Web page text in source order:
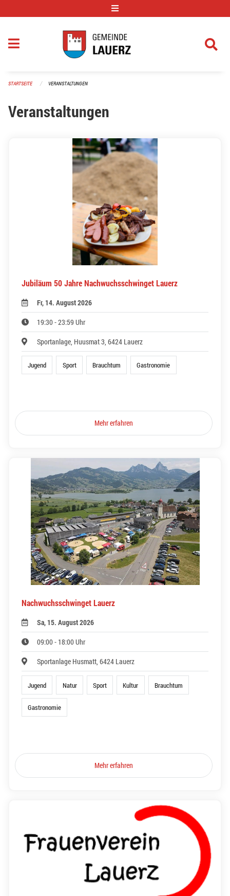
STARTSEITE VERANSTALTUNGEN
Veranstaltungen
Jubiläum 50 Jahre Nachwuchsschwinget Lauerz
Fr, 14. August 2026
19:30 - 23:59 Uhr
Sportanlage, Huusmat 3, 6424 Lauerz
Jugend Sport Brauchtum Gastronomie
Mehr erfahren
Nachwuchsschwinget Lauerz
Sa, 15. August 2026
09:00 - 18:00 Uhr
Sportanlage Husmatt, 6424 Lauerz
Jugend Natur Sport Kultur Brauchtum
Gastronomie
Mehr erfahren